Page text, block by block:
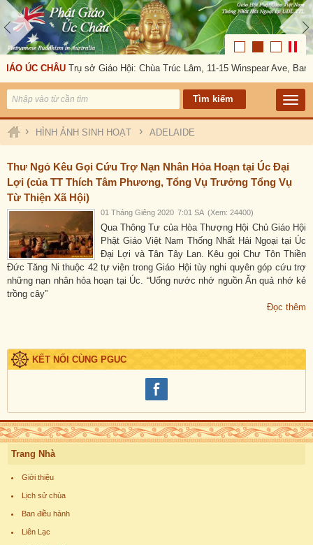
ÚC CHÂU Trụ sở Giáo Hội: Chùa Trúc Lâm, 11-15 Winspear Ave,
› HÌNH ẢNH SINH HOẠT › ADELAIDE
Thư Ngỏ Kêu Gọi Cứu Trợ Nạn Nhân Hỏa Hoạn tại Úc Đại
Lợi (của TT Thích Tâm Phương, Tổng Vụ Trưởng Tổng Vụ
Từ Thiện Xã Hội)
01 Tháng Giêng 2020 7:01 SA (Xem: 24400)
Qua Thông Tư của Hòa Thượng Hội Chủ Giáo Hội
Phật Giáo Việt Nam Thống Nhất Hải Ngoại tại Úc
Đại Lợi và Tân Tây Lan. Kêu gọi Chư Tôn Thiền
Đức Tăng Ni thuộc 42 tự viện trong Giáo Hội tùy nghi quyên góp cứu trợ
những nạn nhân hỏa hoạn tại Úc. “Uống nước nhớ nguồn Ăn quả nhớ kẻ
trồng cây”
Đọc thêm
KẾT NỐI CÙNG PGUC
Trang Nhà
Giới thiệu
Lịch sử chùa
Ban điều hành
Liên Lạc